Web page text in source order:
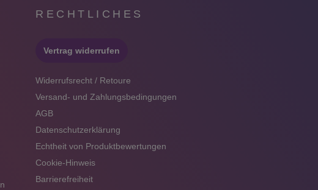
RECHTLICHES
Vertrag widerrufen
Widerrufsrecht / Retoure
Versand- und Zahlungsbedingungen
AGB
Datenschutzerklärung
Echtheit von Produktbewertungen
Cookie-Hinweis
Barrierefreiheit